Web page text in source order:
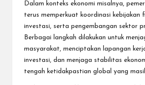
Dalam konteks ekonomi misalnya,
terus memperkuat koordinasi kebijakan
investasi, serta pengembangan sektor
Berbagai langkah dilakukan untuk
masyarakat, menciptakan lapangan
investasi, dan menjaga stabilitas
tengah ketidakpastian global yang